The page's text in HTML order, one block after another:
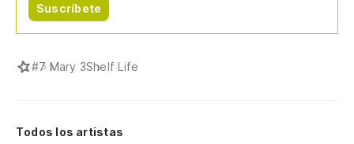
Suscríbete
#7 Mary 3Shelf Life
Todos los artistas